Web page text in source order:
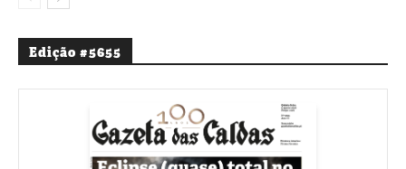
Edição #5655